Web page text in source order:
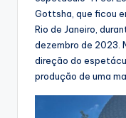
Gottsha, que ficou
Rio de Janeiro,
dezembro de 2023.
direção do
produção de uma